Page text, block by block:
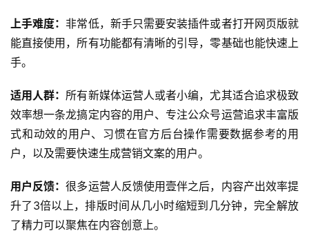
上手难度：非常低，新手只需要安装插件或者打开网页版就
能直接使用，所有功能都有清晰的引导，零基础也能快速上
手。
适用人群： 所有新媒体运营人或者小编，尤其适合追求极致
效率想一条龙搞定内容的用户、专注公众号运营追求丰富版
式和动效的用户、习惯在官方后台操作需要数据参考的用
户，以及需要快速生成营销文案的用户。
用户反馈：很多运营人反馈使用壹伴之后，内容产出效率提
升了3倍以上，排版时间从几小时缩短到几分钟，完全解放
了精力可以聚焦在内容创意上。